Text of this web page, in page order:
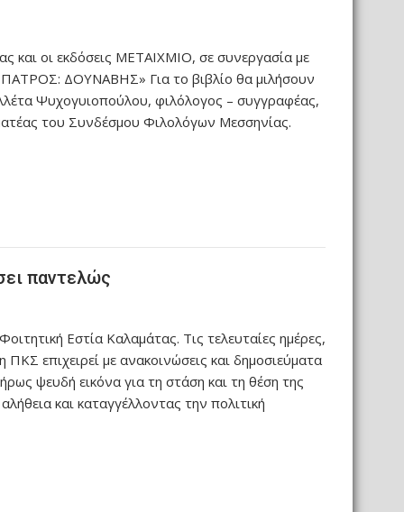
οι εκδόσεις ΜΕΤΑΙΧΜΙΟ, σε συνεργασία με
ΔΟΥΝΑΒΗΣ» Για το βιβλίο θα μιλήσουν
Ψυχογυιοπούλου, φιλόλογος – συγγραφέας,
του Συνδέσμου Φιλολόγων Μεσσηνίας.
παντελώς
Εστία Καλαμάτας. Τις τελευταίες ημέρες,
επιχειρεί με ανακοινώσεις και δημοσιεύματα
ψευδή εικόνα για τη στάση και τη θέση της
και καταγγέλλοντας την πολιτική